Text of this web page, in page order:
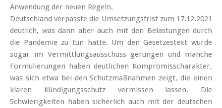
Anwendung der neuen Regeln.
Deutschland verpasste die Umsetzungsfrist zum 17.12.2021
deutlich, was dann aber auch mit den Belastungen durch
die Pandemie zu tun hatte. Um den Gesetzestext wurde
sogar im Vermittlungsausschuss gerungen und manche
Formulierungen haben deutlichen Kompromisscharakter,
was sich etwa bei den Schutzmaßnahmen zeigt, die einen
klaren Kündigungsschutz vermissen lassen. Die
Schwierigkeiten haben sicherlich auch mit der deutschen